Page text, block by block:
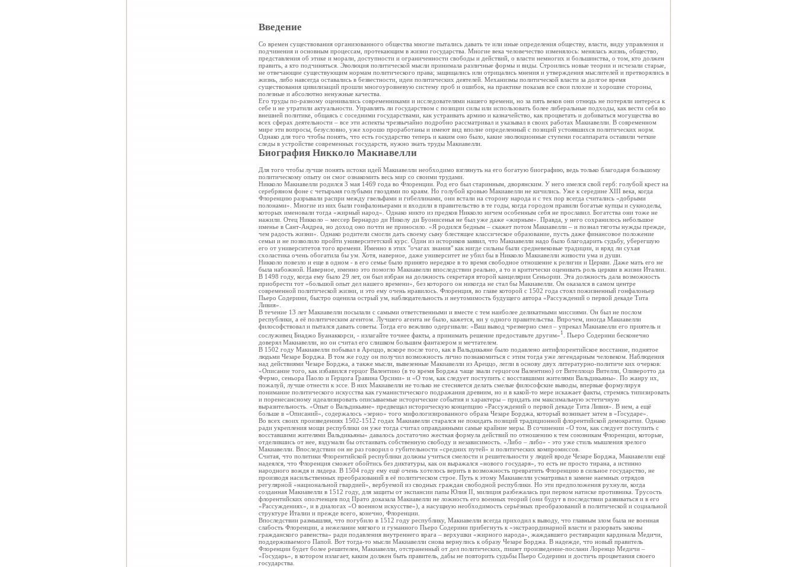
Введение
Со времен существования организованного общества многие пытались давать те или иные определения обществу, власти, виду управления и
подчинения и основным процессам, протекающим в жизни государства. Многие века человечество изменялось: менялась жизнь, общество,
представления об этике и морали, доступности и ограниченности свободы и действий, о власти немногих и большинства, о том, кто должен
править, а кто подчиняться. Эволюция политической мысли принимала различные формы и виды. Строились новые теории и исчезали старые,
не отвечающие существующим нормам политического права; защищались или отрицались мнения и утверждения мыслителей и претворялись в
жизнь, либо навсегда оставались в безвестности, идеи политических деятелей. Механизмы политической власти за долгое время
существования цивилизаций прошли многоуровневую систему проб и ошибок, на практике показав все свои плохие и хорошие стороны,
полезные и абсолютно ненужные качества.
Его труды по-разному оценивались современниками и исследователями нашего времени, но за пять веков они отнюдь не потеряли интереса к
себе и не утратили актуальности. Управлять ли государством с позиции силы или использовать более либеральные подходы, как вести себя во
внешней политике, общаясь с соседними государствами, как устраивать армию и казначейство, как процветать и добиваться могущества во
всех сферах деятельности – все эти аспекты чрезвычайно подробно рассматривал и указывал в своих работах Макиавелли. В современном
мире эти вопросы, безусловно, уже хорошо проработаны и имеют вид вполне определенный с позиций устоявшихся политических норм.
Однако для того чтобы понять, что есть государство теперь и каким оно было, какие эволюционные ступени госаппарата оставили четкие
следы в устройстве современных государств, нужно знать труды Макиавелли.
Биография Никколо Макиавелли
Для того чтобы лучше понять истоки идей Макиавелли необходимо взглянуть на его богатую биографию, ведь только благодаря большому
политическому опыту он смог ознакомить весь мир со своими трудами.
Никколо Макиавелли родился 3 мая 1469 года во Флоренции. Род его был старинным, дворянским. У него имелся свой герб: голубой крест на
серебряном фоне с четырьмя голубыми гвоздями по краям. Но голубой кровью Макиавелли не кичились. Уже к середине XIII века, когда
Флоренцию разрывали распри между гвельфами и гибеллинами, они встали на сторону народа и с тех пор всегда считались «добрыми
полонами». Многие из них были гонфалоньерами и входили в правительство в те годы, когда городом правили богатые купцы и сукноделы,
которых именовали тогда «жирный народ». Однако никто из предков Никколо ничем особенным себя не прославил. Богатства они тоже не
нажили. Отец Никколо – мессер Бернардо ди Николу ди Буонисенья не был уже даже «жирным». Правда, у него сохранилось небольшое
именье в Сант-Андреа, но доход оно почти не приносило. «Я родился бедным – скажет потом Макиавелли – и познал тяготы нужды прежде,
чем радость жизни». Однако родители смогли дать своему сыну блестящее классическое образование, пусть даже финансовое положение
семьи и не позволило пройти университетский курс. Один из историков заявил, что Макиавелли надо было благодарить судьбу, уберегшую
его от университетов того времени. Именно в этих "очагах знания" как нигде сильны были средневековые традиции, и вряд ли сухая
схоластика очень обогатила бы ум. Хотя, наверное, даже университет не убил бы в Никколо Макиавелли живости ума и души.
Никколо повезло и еще в одном - в его семье было принято нередкое в то время свободное отношение к религии и Церкви. Даже мать его не
была набожной. Наверное, именно это помогло Макиавелли впоследствии реально, а то и критически оценивать роль церкви в жизни Италии.
В 1498 году, когда ему было 29 лет, он был избран на должность секретаря второй канцелярии Сеньории. Эта должность дала возможность
приобрести тот «большой опыт дел нашего времени», без которого он никогда не стал бы Макиавелли. Он оказался в самом центре
современной политической жизни, и это ему очень нравилось. Флоренция, во главе которой с 1502 года стоял пожизненный гонфалоньер
Пьеро Содерини, быстро оценила острый ум, наблюдательность и неутомимость будущего автора «Рассуждений о первой декаде Тита
Ливия».
В течение 13 лет Макиавелли посылали с самыми ответственными и вместе с тем наиболее деликатными миссиями. Он был не послом
республики, а её политическим агентом. Лучшего агента не было, кажется, ни у одного правительства. Впрочем, иногда Макиавелли
философствовал и пытался давать советы. Тогда его вежливо одергивали: «Ваш вывод чрезмерно смел – упрекал Макиавелли его приятель и
сослуживец Биаджо Буанаккорси, - излагайте точнее факты, а принимать решение предоставьте другим» 1
. Пьеро Содерини бесконечно
доверял Макиавелли, но он считал его слишком большим фантазером и мечтателем.
В 1502 году Макиавелли побывал в Ареццо, вскоре после того, как в Вальдикьяне было подавлено антифлорентийское восстание, поднятое
людьми Чезаре Борджа. В том же году он получил возможность лично познакомиться с этим тогда уже легендарным человеком. Наблюдения
над действиями Чезаре Борджа, а также мысли, вывезенные Макиавелли из Ареццо, легли в основу двух литературно-политиче ких очерков:
«Описание того, как избавился герцог Валентино (в то время Борджа чаще звали герцогом Валентино) от Вителлоцо Вителли, Оливеротто да
Фермо, сеньора Паоло и Герцога Гравина Орсини» и «О том, как следует поступить с восставшими жителями Вальдикьяны». По жанру их,
пожалуй, лучше отнести к эссе. В них Макиавелли не только не стесняется делать смелые философские выводы, впервые формулируя
понимание политического искусства как гуманистического подражания древним, но и в какой-то мере искажает факты, стремясь типизировать
и поренесансному идеализировать описываемые исторические события и характеры – придать им максимальную эстетичную
выразительность. «Опыт о Вальдикьяне» предвещал историческую концепцию «Рассуждений о первой декаде Тита Ливия». В нем, а ещё
больше в «Описаний», содержалось «зерно» того мифологизированного образа Чезаре Борджа, который возникает затем в «Государе».
Во всех своих произведениях 1502-1512 годах Макиавелли старался не покидать позиций традиционной флорентийской демократии. Однако
ради укрепления мощи республики он уже тогда считал оправданными самые крайние меры. В сочинении «О том, как следует поступить с
восставшими жителями Вальдикьяны» давалось достаточно жесткая формула действий по отношению к тем союзникам Флоренции, которые,
отделившись от нее, вздумали бы отстаивать собственную свободу и независимость. «Либо – либо» - это уже стиль мышления зрелого
Макиавелли. Впоследствии он не раз говорил о губительности «средних путей» и политических компромиссов.
Считая, что политики Флорентийской республики должны учиться смелости и решительности у людей вроде Чезаре Борджа, Макиавелли ещё
надеялся, что Флоренция сможет обойтись без диктатуры, как он выражался «нового государя», то есть не просто тирана, а истинно
народного вождя и лидера. В 1504 году ему ещё очень хотелось верить в возможность превратить Флоренцию в сильное государство, не
производя насильственных преобразований в её политическом строе. Путь к этому Макиавелли усматривал в замене наемных отрядов
регулярной «национальной гвардией», вербуемой из сводных граждан свободной республики. Но эти предположения рухнули, когда
созданная Макиавелли в 1512 году, для защиты от экспансии папы Юлия II, милиция разбежалась при первом натиске противника. Трусость
флорентийских ополченцев под Прато доказала Макиавелли не ложность его военных теорий (они будут в последствии развиваться и в его
«Рассуждениях», и в диалогах «О военном искусстве»), а насущную необходимость серьёзных преобразований в политической и социальной
структуре Италии и прежде всего, конечно, Флоренции.
Впоследствии размышляя, что погубило в 1512 году республику, Макиавелли всегда приходил к выводу, что главным злом была не военная
слабость Флоренции, а нежелание мягкого и гуманного Пьеро Содерини прибегнуть к «экстраординарной власти и разорвать законы
гражданского равенства» ради подавления внутреннего врага – верхушки «жирного народа», жаждавшего реставрации кардинала Медичи,
поддерживаемого Папой. Вот тогда-то мысли Макиавелли снова вернулись к образу Чезаре Борджа. В надежде, что новый правитель
Флоренции будет более решителен, Макиавелли, отстраненный от дел политических, пишет произведение-послани Лоренцо Медичи –
«Государь», в котором излагает, каким должен быть правитель, дабы не повторить судьбы Пьеро Содерини и достичь процветания своего
государства.